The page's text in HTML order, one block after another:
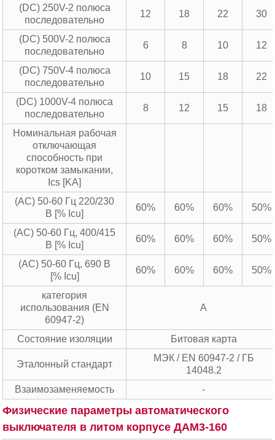
(DC) 250V-2 полюса
последовательно
12 18 22 30
(DC) 500V-2 полюса
последовательно
6 8 10 12
(DC) 750V-4 полюса
последовательно
10 15 18 22
(DC) 1000V-4 полюса
последовательно
8 12 15 18
Номинальная рабочая
отключающая
способность при
коротком замыкании,
Ics [KA]
(AC) 50-60 Гц 220/230
В [% Icu]
60% 60% 60% 50%
(AC) 50-60 Гц, 400/415
В [% Icu]
60% 60% 60% 50%
(AC) 50-60 Гц, 690 В
[% Icu]
60% 60% 60% 50%
категория
использования (EN
60947-2)
A
Состояние изоляции Битовая карта
Эталонный стандарт
МЭК / EN 60947-2 / ГБ
14048.2
Взаимозаменяемость
-
Физические параметры автоматического
выключателя в литом корпусе ДАМ3-160